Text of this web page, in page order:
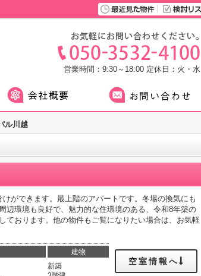
営業時間：9:30～18:00 定休日：火・水
ル川越
ができます。最上階のアパートです。冬場の換気にも
辺環境も良好で、魅力的な住環境のある、令和8年築の
ております。他の物件もご覧になりたい場合は、お気軽
建物
新築
空室情報へ